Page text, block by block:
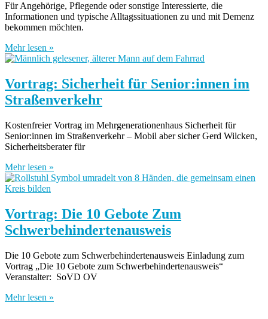
Für Angehörige, Pflegende oder sonstige Interessierte, die
Informationen und typische Alltagssituationen zu und mit Demenz
bekommen möchten.
Mehr lesen »
Vortrag: Sicherheit für Senior:innen im
Straßenverkehr
Kostenfreier Vortrag im Mehrgenerationenhaus Sicherheit für
Senior:innen im Straßenverkehr – Mobil aber sicher Gerd Wilcken,
Sicherheitsberater für
Mehr lesen »
Vortrag: Die 10 Gebote Zum
Schwerbehindertenausweis
Die 10 Gebote zum Schwerbehindertenausweis Einladung zum
Vortrag „Die 10 Gebote zum Schwerbehindertenausweis“
Veranstalter: SoVD OV
Mehr lesen »